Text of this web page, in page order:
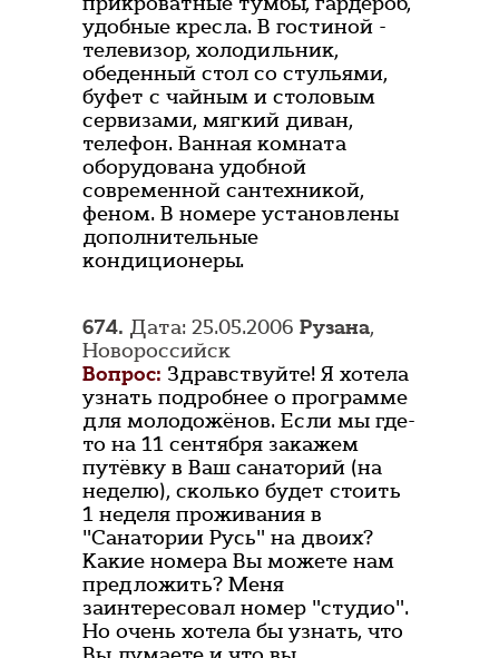
удобные кресла. В гостиной -
телевизор, холодильник,
обеденный стол со стульями,
буфет с чайным и столовым
сервизами, мягкий диван,
телефон. Ванная комната
оборудована удобной
современной сантехникой,
феном. В номере установлены
дополнительные
кондиционеры.
674. Дата: 25.05.2006 Рузана,
Новороссийск
Вопрос: Здравствуйте! Я хотела
узнать подробнее о программе
для молодожёнов. Если мы где-
то на 11 сентября закажем
путёвку в Ваш санаторий (на
неделю), сколько будет стоить
1 неделя проживания в
"Санатории Русь" на двоих?
Какие номера Вы можете нам
предложить? Меня
заинтересовал номер "студио".
Но очень хотела бы узнать, что